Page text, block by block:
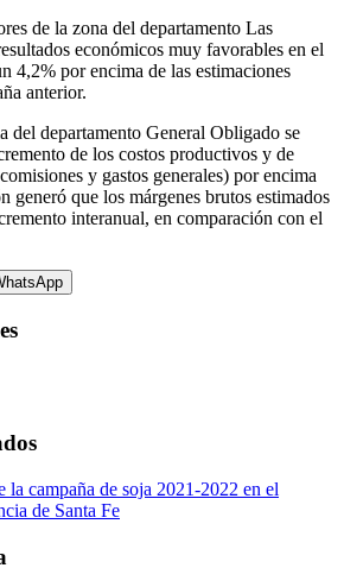
de la zona del departamento Las
económicos muy favorables en el
4,2% por encima de las estimaciones
anterior.
del departamento General Obligado se
de los costos productivos y de
y gastos generales) por encima
generó que los márgenes brutos estimados
interanual, en comparación con el
la campaña de soja 2021-2022 en el
de Santa Fe